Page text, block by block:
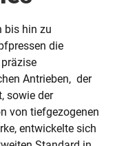
bis hin zu
die
Antrieben, der
sowie der
von tiefgezogenen
entwickelte sich